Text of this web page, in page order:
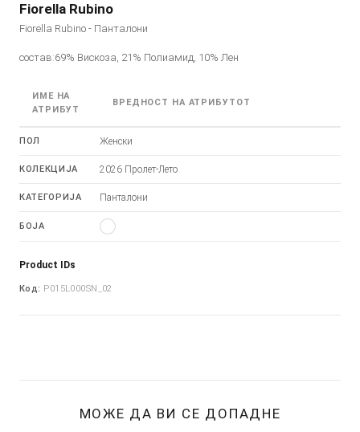
Fiorella Rubino
Fiorella Rubino - Панталони
состав:69% Вискоза, 21% Полиамид, 10% Лен
ИМЕ НА
АТРИБУТ
ВРЕДНОСТ НА АТРИБУТОТ
ПОЛ Женски
КОЛЕКЦИЈА 2026 Пролет-Лето
КАТЕГОРИЈА Панталони
БОЈА
Product IDs
Код: P015L000SN_02
МОЖЕ ДА ВИ СЕ ДОПАДНЕ